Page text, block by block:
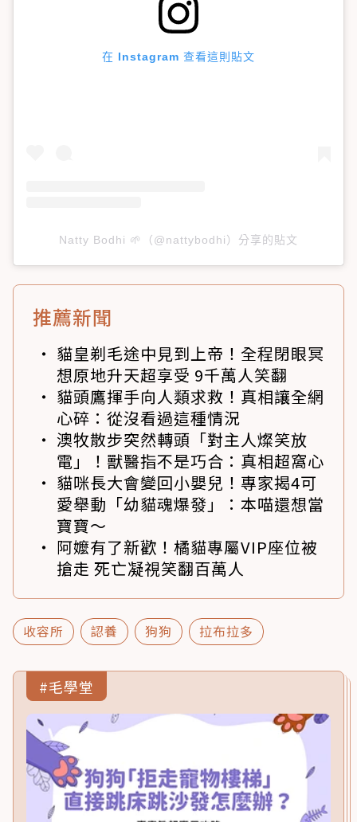
在 Instagram 查看這則貼文
Natty Bodhi 🌱（@nattybodhi）分享的貼文
推薦新聞
貓皇剃毛途中見到上帝！全程閉眼冥
想原地升天超享受 9千萬人笑翻
貓頭鷹揮手向人類求救！真相讓全網
心碎：從沒看過這種情況
澳牧散步突然轉頭「對主人燦笑放
電」！獸醫指不是巧合：真相超窩心
貓咪長大會變回小嬰兒！專家揭4可
愛舉動「幼貓魂爆發」：本喵還想當
寶寶～
阿嬤有了新歡！橘貓專屬VIP座位被
搶走 死亡凝視笑翻百萬人
收容所 認養 狗狗 拉布拉多
#毛學堂